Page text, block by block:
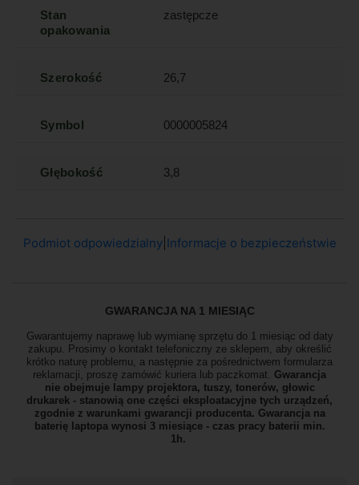
Stan
opakowania
zastępcze
Szerokość 26,7
Symbol 0000005824
Głębokość 3,8
Podmiot odpowiedzialny| Informacje o bezpieczeństwie
GWARANCJA NA 1 MIESIĄC
Gwarantujemy naprawę lub wymianę sprzętu do 1 miesiąc od daty
zakupu. Prosimy o kontakt telefoniczny ze sklepem, aby określić
krótko naturę problemu, a następnie za pośrednictwem formularza
reklamacji, proszę zamówić kuriera lub paczkomat. Gwarancja
nie obejmuje lampy projektora, tuszy, tonerów, głowic
drukarek - stanowią one części eksploatacyjne tych urządzeń,
zgodnie z warunkami gwarancji producenta. Gwarancja na
baterię laptopa wynosi 3 miesiące - czas pracy baterii min.
1h.